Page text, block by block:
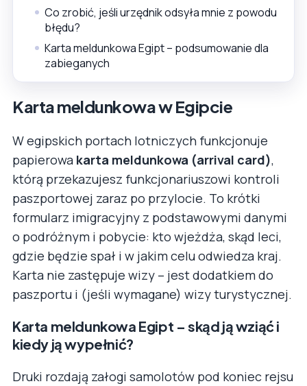
Co zrobić, jeśli urzędnik odsyła mnie z powodu
błędu?
Karta meldunkowa Egipt – podsumowanie dla
zabieganych
Karta meldunkowa w Egipcie
W egipskich portach lotniczych funkcjonuje
papierowa karta meldunkowa (arrival card),
którą przekazujesz funkcjonariuszowi kontroli
paszportowej zaraz po przylocie. To krótki
formularz imigracyjny z podstawowymi danymi
o podróżnym i pobycie: kto wjeżdża, skąd leci,
gdzie będzie spał i w jakim celu odwiedza kraj.
Karta nie zastępuje wizy – jest dodatkiem do
paszportu i (jeśli wymagane) wizy turystycznej.
Karta meldunkowa Egipt – skąd ją wziąć i
kiedy ją wypełnić?
Druki rozdają załogi samolotów pod koniec rejsu